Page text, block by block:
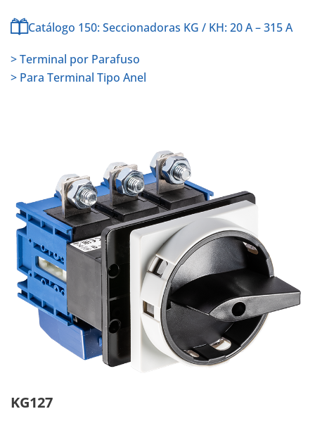
Catálogo 150: Seccionadoras KG / KH: 20 A – 315 A
> Terminal por Parafuso
> Para Terminal Tipo Anel
KG127